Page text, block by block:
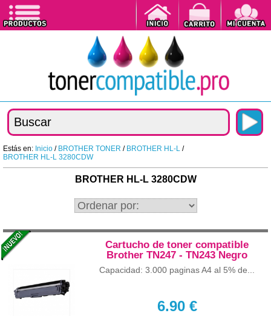
Estás en: Inicio / BROTHER TONER / BROTHER HL-L /
BROTHER HL-L 3280CDW
BROTHER HL-L 3280CDW
Cartucho de toner compatible
Brother TN247 - TN243 Negro
Capacidad: 3.000 paginas A4 al 5% de...
6.90€